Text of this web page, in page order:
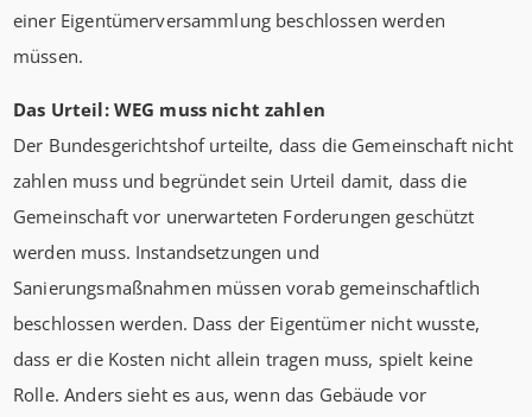
einer Eigentümerversammlung beschlossen werden
müssen.
Das Urteil: WEG muss nicht zahlen
Der Bundesgerichtshof urteilte, dass die Gemeinschaft nicht
zahlen muss und begründet sein Urteil damit, dass die
Gemeinschaft vor unerwarteten Forderungen geschützt
werden muss. Instandsetzungen und
Sanierungsmaßnahmen müssen vorab gemeinschaftlich
beschlossen werden. Dass der Eigentümer nicht wusste,
dass er die Kosten nicht allein tragen muss, spielt keine
Rolle. Anders sieht es aus, wenn das Gebäude vor